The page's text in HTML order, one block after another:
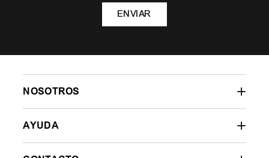
ENVIAR
NOSOTROS
AYUDA